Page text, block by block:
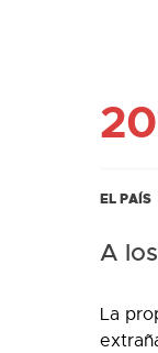
EL PAÍS
A
La